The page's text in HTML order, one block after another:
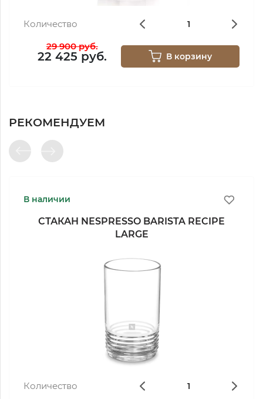
Количество
29 900 руб.
22 425 руб. В корзину
РЕКОМЕНДУЕМ
В наличии
СТАКАН NESPRESSO BARISTA RECIPE
LARGE
Количество